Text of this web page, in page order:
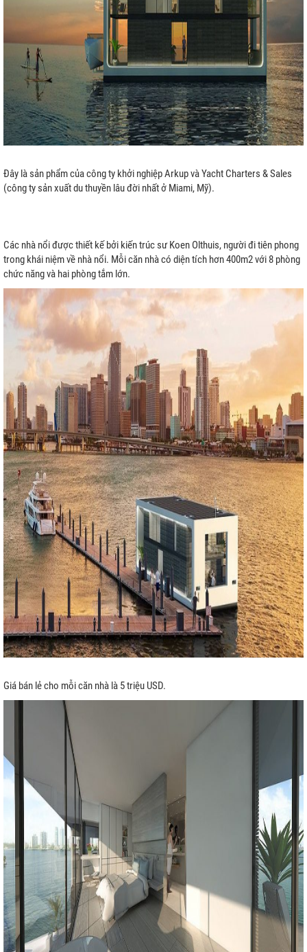
Đây là sản phẩm của công ty khởi nghiệp Arkup và Yacht Charters & Sales
(công ty sản xuất du thuyền lâu đời nhất ở Miami, Mỹ).
Các nhà nổi được thiết kế bởi kiến trúc sư Koen Olthuis, người đi tiên phong
trong khái niệm về nhà nổi. Mỗi căn nhà có diện tích hơn 400m2 với 8 phòng
chức năng và hai phòng tắm lớn.
Giá bán lẻ cho mỗi căn nhà là 5 triệu USD.